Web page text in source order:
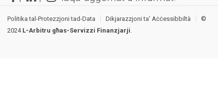
Politika tal-Protezzjoni tad-Data Dikjarazzjoni ta’ Aċċessibbiltà
©
2024L-Arbitru għas-Servizzi Finanzjarji.